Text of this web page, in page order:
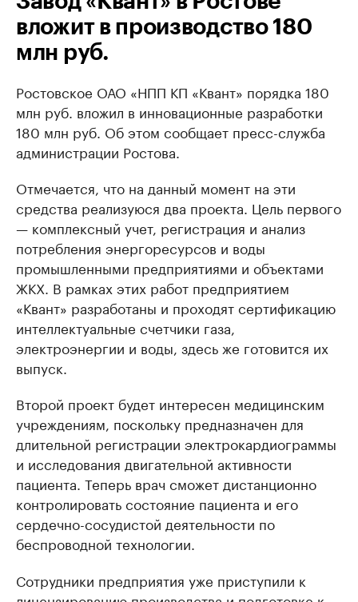
вложит в производство 180
млн руб.
Ростовское ОАО «НПП КП «Квант» порядка 180
млн руб. вложил в инновационные разработки
180 млн руб. Об этом сообщает пресс-служба
администрации Ростова.
Отмечается, что на данный момент на эти
средства реализуюся два проекта. Цель первого
— комплексный учет, регистрация и анализ
потребления энергоресурсов и воды
промышленными предприятиями и объектами
ЖКХ. В рамках этих работ предприятием
«Квант» разработаны и проходят сертификацию
интеллектуальные счетчики газа,
электроэнергии и воды, здесь же готовится их
выпуск.
Второй проект будет интересен медицинским
учреждениям, поскольку предназначен для
длительной регистрации электрокардиограммы
и исследования двигательной активности
пациента. Теперь врач сможет дистанционно
контролировать состояние пациента и его
сердечно-сосудистой деятельности по
беспроводной технологии.
Сотрудники предприятия уже приступили к